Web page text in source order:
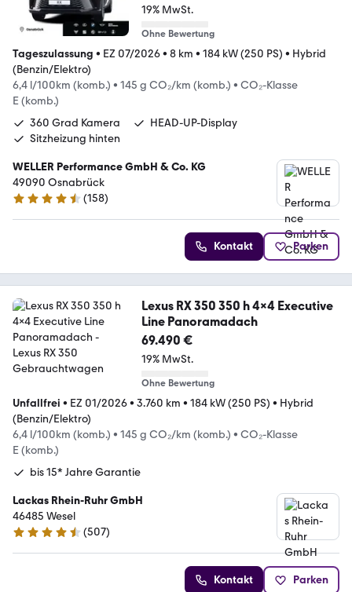
19% MwSt.
Ohne Bewertung
Tageszulassung • EZ 07/2026• 8 km • 184 kW (250 PS) • Hybrid
(Benzin/Elektro)
6,4 l/100km (komb.) • 145 g CO₂/km (komb.) • CO₂-Klasse
E (komb.)
360 Grad Kamera
HEAD-UP-Display
Sitzheizung hinten
WELLER Performance GmbH & Co. KG
49090 Osnabrück
4.6 Sterne
(158)
Kontakt Parken
Lexus RX 350 350 h 4x4 Executive
Line Panoramadach
69.490 €
19% MwSt.
Ohne Bewertung
Unfallfrei • EZ 01/2026• 3.760 km • 184 kW (250 PS) • Hybrid
(Benzin/Elektro)
6,4 l/100km (komb.) • 145 g CO₂/km (komb.) • CO₂-Klasse
E (komb.)
bis 15* Jahre Garantie
Lackas Rhein-Ruhr GmbH
46485 Wesel
4.6 Sterne
(507)
Kontakt Parken